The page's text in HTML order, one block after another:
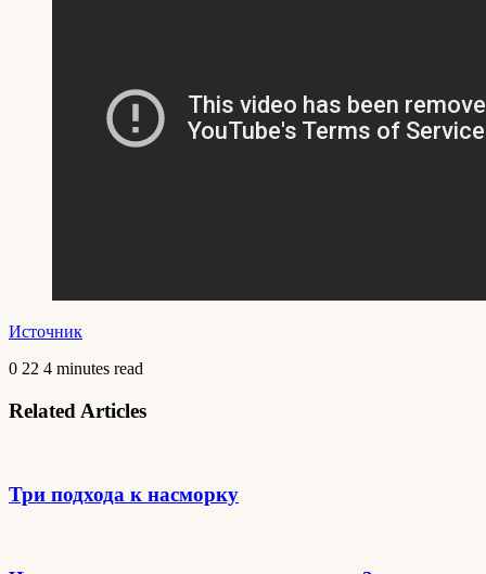
Источник
0 22 4 minutes read
Related Articles
Три подхода к насморку